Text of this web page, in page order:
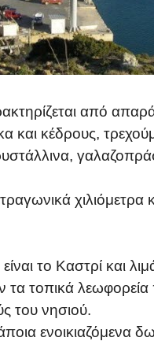
από
και κέδρους,
χιλιόμετρα
το Καστρί και
τοπικά
του νησιού.
ενοικιαζόμενα